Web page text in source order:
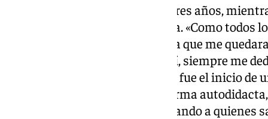
David descubrió el dibujo a los tres años,
mantenerlo entretenido en casa. «Como todos
hermana mayor. Entonces, para que me
que me fascinó. A a partir de ahí, siempre me
una sonrisa. Aquel primer trazo fue el inicio de
nunca. Aprendió casi todo de forma
a los grandes pintores y escuchando a quienes